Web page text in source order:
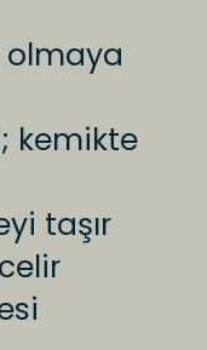
olmaya
kemikte
taşır